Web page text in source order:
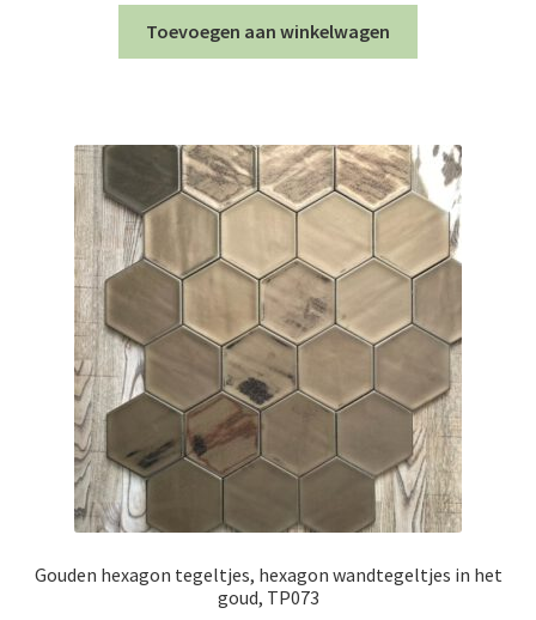
Toevoegen aan winkelwagen
Gouden hexagon tegeltjes, hexagon wandtegeltjes in het
goud, TP073